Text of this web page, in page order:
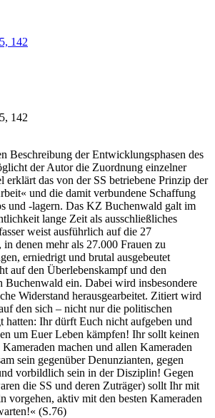
142
Beschreibung der Entwicklungsphasen des
der Autor die Zuordnung einzelner
erklärt das von der SS betriebene Prinzip der
und die damit verbundene Schaffung
und -lagern. Das KZ Buchenwald galt im
lange Zeit als ausschließliches
weist ausführlich auf die 27
denen mehr als 27.000 Frauen zu
erniedrigt und brutal ausgebeutet
auf den Überlebenskampf und den
Buchenwald ein. Dabei wird insbesondere
Widerstand herausgearbeitet. Zitiert wird
den sich – nicht nur die politischen
hatten: Ihr dürft Euch nicht aufgeben und
um Euer Leben kämpfen! Ihr sollt keinen
machen und allen Kameraden
sein gegenüber Denunzianten, gegen
vorbildlich sein in der Disziplin! Gegen
die SS und deren Zuträger) sollt Ihr mit
vorgehen, aktiv mit den besten Kameraden
(S.76)